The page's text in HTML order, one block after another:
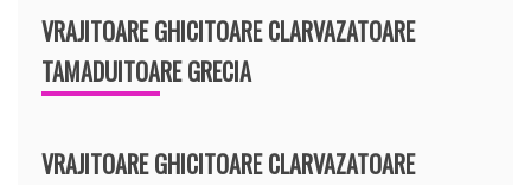
VRAJITOARE GHICITOARE CLARVAZATOARE
TAMADUITOARE GRECIA
VRAJITOARE GHICITOARE CLARVAZATOARE